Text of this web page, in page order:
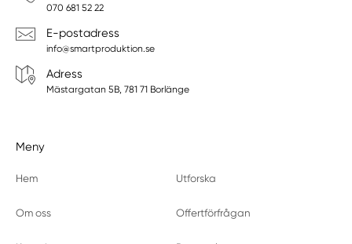
070 681 52 22
E-postadress
info@smartproduktion.se
Adress
Mästargatan 5B, 781 71 Borlänge
Meny
Hem Utforska
Om oss Offertförfrågan